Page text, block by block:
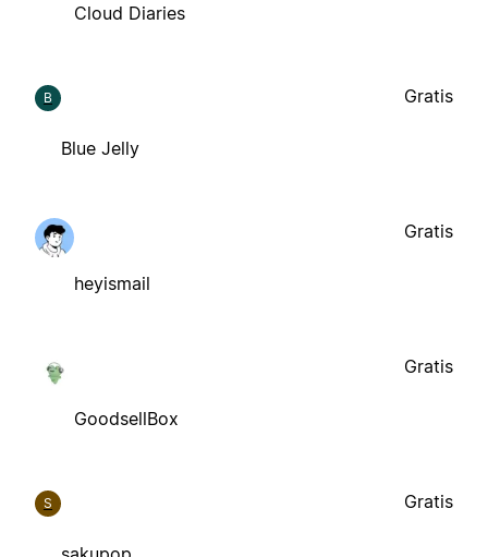
Cloud Diaries
B
Blue Jelly
Gratis
heyismail
Gratis
GoodsellBox
Gratis
S Gratis